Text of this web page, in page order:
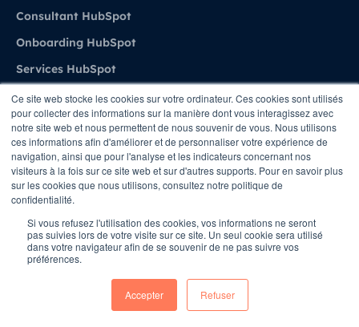
Ce site web stocke les cookies sur votre ordinateur. Ces cookies sont utilisés
pour collecter des informations sur la manière dont vous interagissez avec
notre site web et nous permettent de nous souvenir de vous. Nous utilisons
ces informations afin d'améliorer et de personnaliser votre expérience de
navigation, ainsi que pour l'analyse et les indicateurs concernant nos
visiteurs à la fois sur ce site web et sur d'autres supports. Pour en savoir plus
sur les cookies que nous utilisons, consultez notre politique de
confidentialité.
Si vous refusez l'utilisation des cookies, vos informations ne seront
pas suivies lors de votre visite sur ce site. Un seul cookie sera utilisé
dans votre navigateur afin de se souvenir de ne pas suivre vos
préférences.
Accepter Refuser
Consultant HubSpot
Onboarding HubSpot
Services HubSpot
Formations & Coaching HubSpot
HubSpot Hubs
Marketing Hub
Content Hub
Sales Hub